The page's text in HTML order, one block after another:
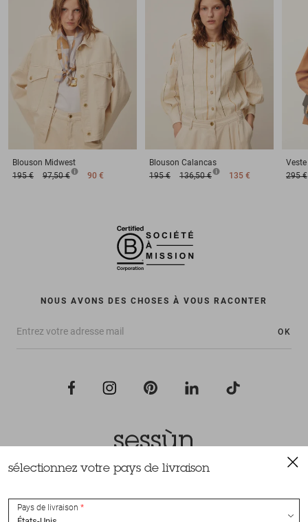
Blouson Midwest
195 €
97,50 € 90 €
Blouson Calancas
195 €
136,50 € 135 €
Veste
295 €
NOUS AVONS DES CHOSES À VOUS RACONTER
OK
Tous droits réservés Sessùn 2022
sélectionnez votre pays de livraison
Pays de livraison